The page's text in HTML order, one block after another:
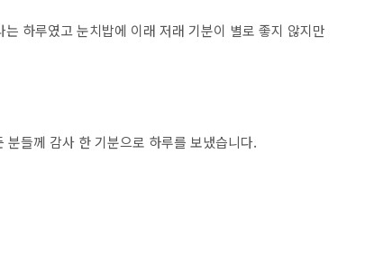
하루였고 눈치밥에 이래 저래 기분이 별로 좋지 않지만
분들께 감사 한 기분으로 하루를 보냈습니다.